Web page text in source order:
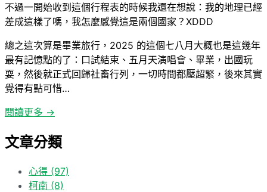
不過一開始收到這個行程表的時候我還在想說：我的地理已經
差成這樣了嗎，我怎麼感覺這是兩個國家？XDDD
總之這次算是畢業旅行，2025 的這個七八月大概也是這幾年
最有記憶點的了：口試結束、五月天演唱會、畢業，出國玩
耍，然後就正式回歸社畜行列，一切時間都壓超緊，後來其實
覺得有點可惜…
閱讀更多 →
文章分類
心得 (97)
柯南 (8)